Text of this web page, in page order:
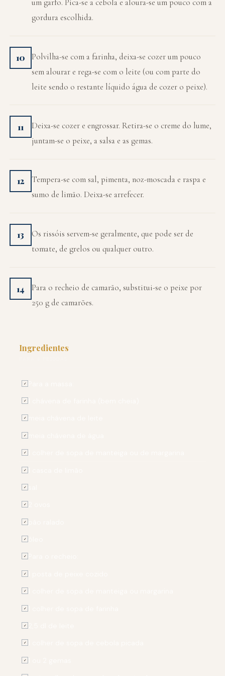
um garfo. Pica-se a cebola e aloura-se um pouco com a
gordura escolhida.
10
Polvilha-se com a farinha, deixa-se cozer um pouco
sem alourar e rega-se com o leite (ou com parte do
leite sendo o restante líquido água de cozer o peixe).
11
Deixa-se cozer e engrossar. Retira-se o creme do lume,
juntam-se o peixe, a salsa e as gemas.
12
Tempera-se com sal, pimenta, noz-moscada e raspa e
sumo de limão. Deixa-se arrefecer.
13
Os rissóis servem-se geralmente, que pode ser de
tomate, de grelos ou qualquer outro.
14
Para o recheio de camarão, substitui-se o peixe por
250 g de camarões.
Ingredientes
✓
✓
✓
✓
✓
✓
✓
✓
✓
✓
✓
✓
✓
✓
✓
✓
✓